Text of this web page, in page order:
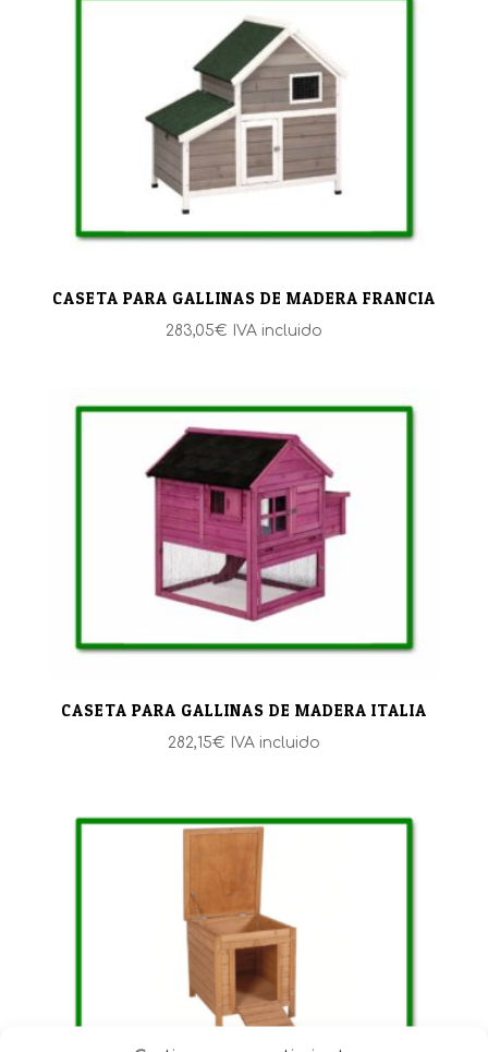
CASETA PARA GALLINAS DE MADERA FRANCIA
283,05€ IVA incluido
CASETA PARA GALLINAS DE MADERA ITALIA
282,15€ IVA incluido